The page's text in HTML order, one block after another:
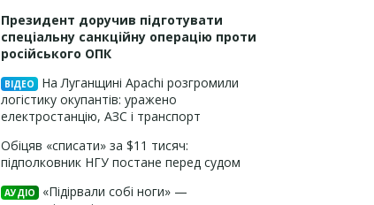
Президент доручив підготувати
спеціальну санкційну операцію проти
російського ОПК
ВІДЕО
На Луганщині Apachi розгромили
логістику окупантів: уражено
електростанцію, АЗС і транспорт
Обіцяв «списати» за $11 тисяч:
підполковник НГУ постане перед судом
АУДІО
«Підірвали собі ноги» —